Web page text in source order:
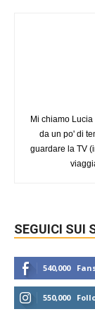
Mi chiamo
da un po' di
guardare la TV
SEGUICI SUI
540,000
550,000